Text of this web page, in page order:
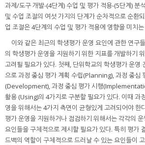
과제/도구 개발-(4단계) 수업 및 평가 적용-(5단계) 분
및 수업 조절의 여섯 가지의 단계가 순차적으로 순환
업 조절은 4단계의 수업 및 평가 적용에 영향을 미치
이와 같은 최근의 학생평가 운영 요인에 관한 연구
의 학생평가 운영을 지원하기 위한 지표를 개발하기
고려될 필요가 있다. 첫째, 단위학교의 학생평가 운영
으로 과정 중심 평가 계획 수립(Planning), 과정 중심
(Development), 과정 중심 평가 시행
활용 (Using)의 4가지로 구분할 필요가 있다. 이때 과
영을 위해서는 4가지 측면이 균형있게 고려되어야 한
평가 운영을 지원하거나 점검하기 위해서는 각각의
요인들을 구체적으로 제시할 필요가 있다. 특히 평가
드백의 역할이 구체적으로 드러날 수 있는 요인들이